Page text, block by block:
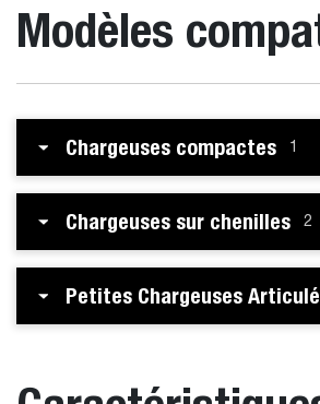
Modèles
Chargeuses compactes 1
Chargeuses sur chenilles 2
Petites Chargeuses